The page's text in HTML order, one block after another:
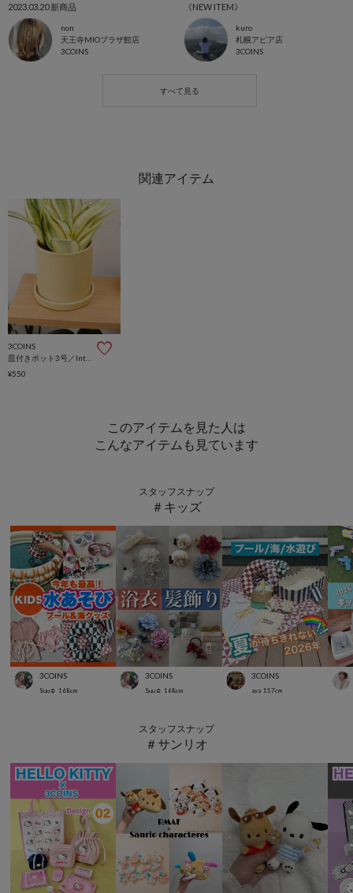
2023.03.20 新商品
non
天王寺MIOプラザ館店
3COINS
《NEW ITEM》
kuro
札幌アピア店
3COINS
3COINS
¥550
このアイテムを見た人は
こんなアイテムも見ています
スタッフスナップ
＃キッズ
3COINS
Suu☺︎ 168cm
3COINS
Suu☺︎ 168cm
3COINS
aya 157cm
スタッフスナップ
＃サンリオ